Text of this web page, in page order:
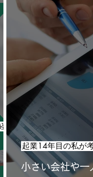
ト 先輩起業家・経営
小さい会社や